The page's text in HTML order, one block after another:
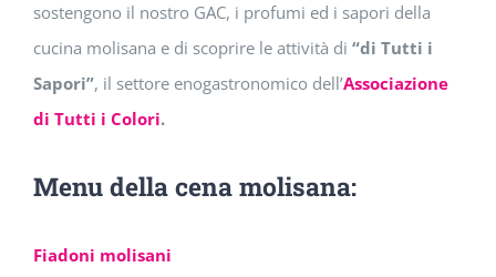
sostengono il nostro GAC, i profumi ed i sapori della
cucina molisana e di scoprire le attività di “di Tutti i
Sapori”, il settore enogastronomico dell’Associazione
di Tutti i Colori.
Menu della cena molisana:
Fiadoni molisani